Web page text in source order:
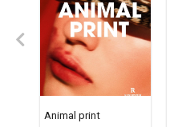
Animal print